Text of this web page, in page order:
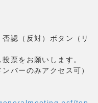
認（反対）ボタン（リ
票をお願いします。
バーのみアクセス可）